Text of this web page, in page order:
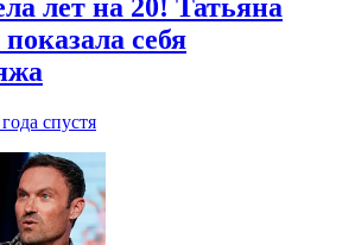
лет на 20! Татьяна
себя
спустя